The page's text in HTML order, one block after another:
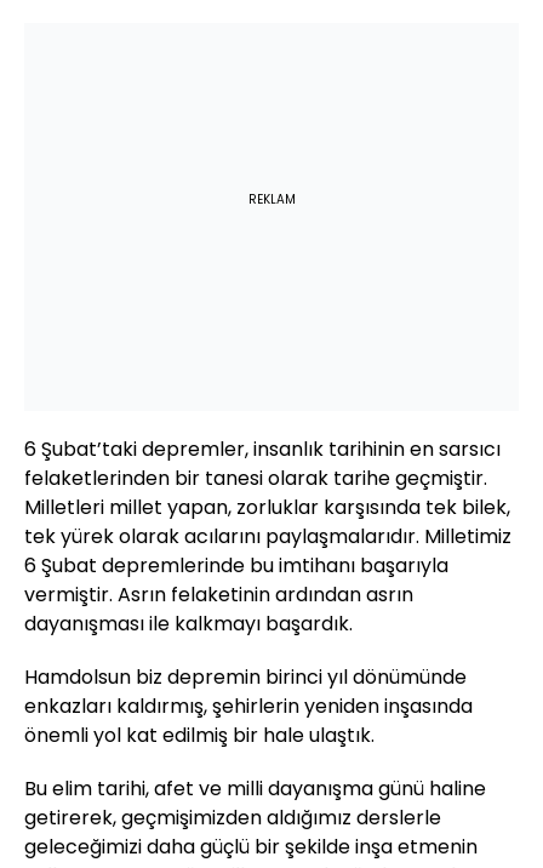
REKLAM
6 Şubat’taki depremler, insanlık tarihinin en sarsıcı
felaketlerinden bir tanesi olarak tarihe geçmiştir.
Milletleri millet yapan, zorluklar karşısında tek bilek,
tek yürek olarak acılarını paylaşmalarıdır. Milletimiz
6 Şubat depremlerinde bu imtihanı başarıyla
vermiştir. Asrın felaketinin ardından asrın
dayanışması ile kalkmayı başardık.
Hamdolsun biz depremin birinci yıl dönümünde
enkazları kaldırmış, şehirlerin yeniden inşasında
önemli yol kat edilmiş bir hale ulaştık.
Bu elim tarihi, afet ve milli dayanışma günü haline
getirerek, geçmişimizden aldığımız derslerle
geleceğimizi daha güçlü bir şekilde inşa etmenin